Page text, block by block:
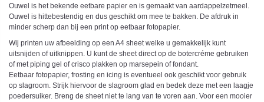
Ouwel is het bekende eetbare papier en is gemaakt van aardappelzetmeel.
Ouwel is hittebestendig en dus geschikt om mee te bakken. De afdruk in
minder scherp dan bij een print op eetbaar fotopapier.
Wij printen uw afbeelding op een A4 sheet welke u gemakkelijk kunt
uitsnijden of uitknippen. U kunt de sheet direct op de botercréme gebruiken
of met piping gel of crisco plakken op marsepein of fondant.
Eetbaar fotopapier, frosting en icing is eventueel ook geschikt voor gebruik
op slagroom. Strijk hiervoor de slagroom glad en bedek deze met een laagje
poedersuiker. Breng de sheet niet te lang van te voren aan. Voor een mooier